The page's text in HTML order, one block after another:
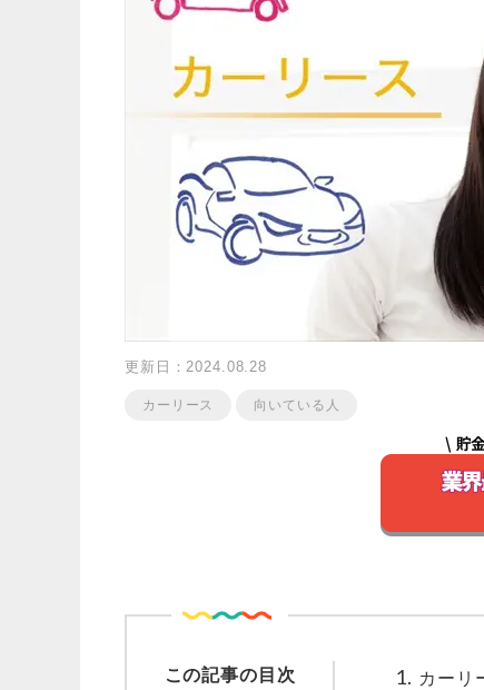
更新日：2024.08.28
カーリース 向いている人
この記事の目次 カーリ